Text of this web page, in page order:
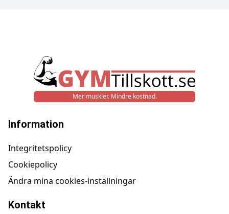
Mer muskler. Mindre kostnad.
Information
Integritetspolicy
Cookiepolicy
Ändra mina cookies-inställningar
Kontakt